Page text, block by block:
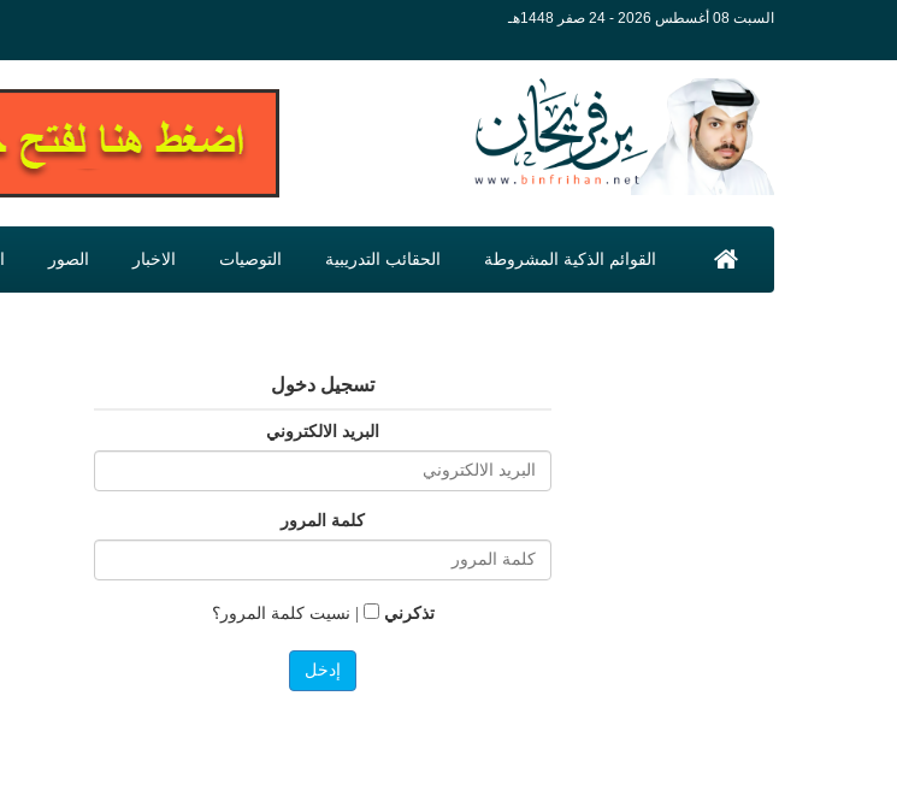
السبت 08 أغسطس 2026 - 24 صفر 1448هـ
القوائم الذكية المشروطة الحقائب التدريبية التوصيات الاخبار الصور
تسجيل دخول
البريد الالكتروني
كلمة المرور
تذكرني نسيت كلمة المرور؟